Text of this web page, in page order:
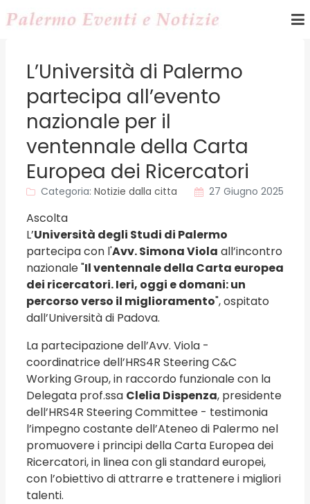
L’Università di Palermo
partecipa all’evento
nazionale per il
ventennale della Carta
Europea dei Ricercatori
Categoria: Notizie dalla citta 27 Giugno 2025
Ascolta
L’Università degli Studi di Palermo
partecipa con l'Avv. Simona Viola all’incontro
nazionale "Il ventennale della Carta europea
dei ricercatori. Ieri, oggi e domani: un
percorso verso il miglioramento", ospitato
dall’Università di Padova.
La partecipazione dell’Avv. Viola -
coordinatrice dell’HRS4R Steering C&C
Working Group, in raccordo funzionale con la
Delegata prof.ssa Clelia Dispenza, presidente
dell’HRS4R Steering Committee - testimonia
l’impegno costante dell’Ateneo di Palermo nel
promuovere i principi della Carta Europea dei
Ricercatori, in linea con gli standard europei,
con l’obiettivo di attrarre e trattenere i migliori
talenti.